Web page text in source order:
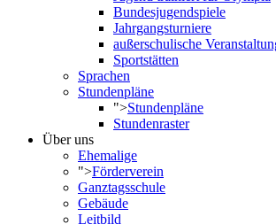
Bundesjugendspiele
Jahrgangsturniere
außerschulische
Sportstätten
Sprachen
Stundenpläne
">Stundenpläne
Stundenraster
Über uns
Ehemalige
">Förderverein
Ganztagsschule
Gebäude
Leitbild